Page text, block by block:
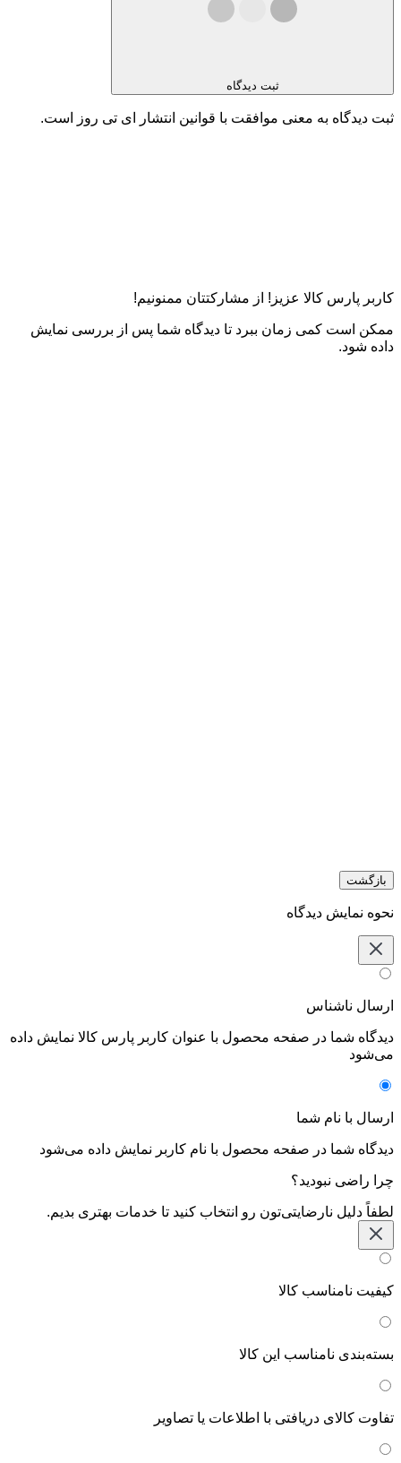
ثبت دیدگاه
ثبت دیدگاه به معنی موافقت با قوانین انتشار ای تی روز است.
کاربر پارس کالا عزیز! از مشارکتتان ممنونیم!
ممکن است کمی زمان ببرد تا دیدگاه شما پس از بررسی نمایش
داده شود.
بازگشت
نحوه نمایش دیدگاه‌
ارسال ناشناس
دیدگاه شما در صفحه محصول با عنوان کاربر پارس کالا نمایش داده
می‌شود
ارسال با نام شما
دیدگاه شما در صفحه محصول با نام کاربر نمایش داده می‌شود
چرا راضی نبودید؟
لطفاً دلیل نارضایتی‌تون رو انتخاب کنید تا خدمات بهتری بدیم.
کیفیت نامناسب کالا
بسته‌بندی نامناسب این کالا
تفاوت کالای دریافتی با اطلاعات یا تصاویر